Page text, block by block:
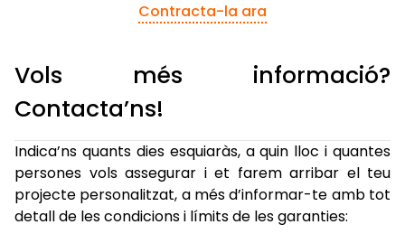
Contracta-la ara
Vols més informació?
Contacta’ns!
Indica’ns quants dies esquiaràs, a quin lloc i quantes
persones vols assegurar i et farem arribar el teu
projecte personalitzat, a més d’informar-te amb tot
detall de les condicions i límits de les garanties: